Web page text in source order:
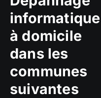
informatique
à domicile
dans les
communes
suivantes